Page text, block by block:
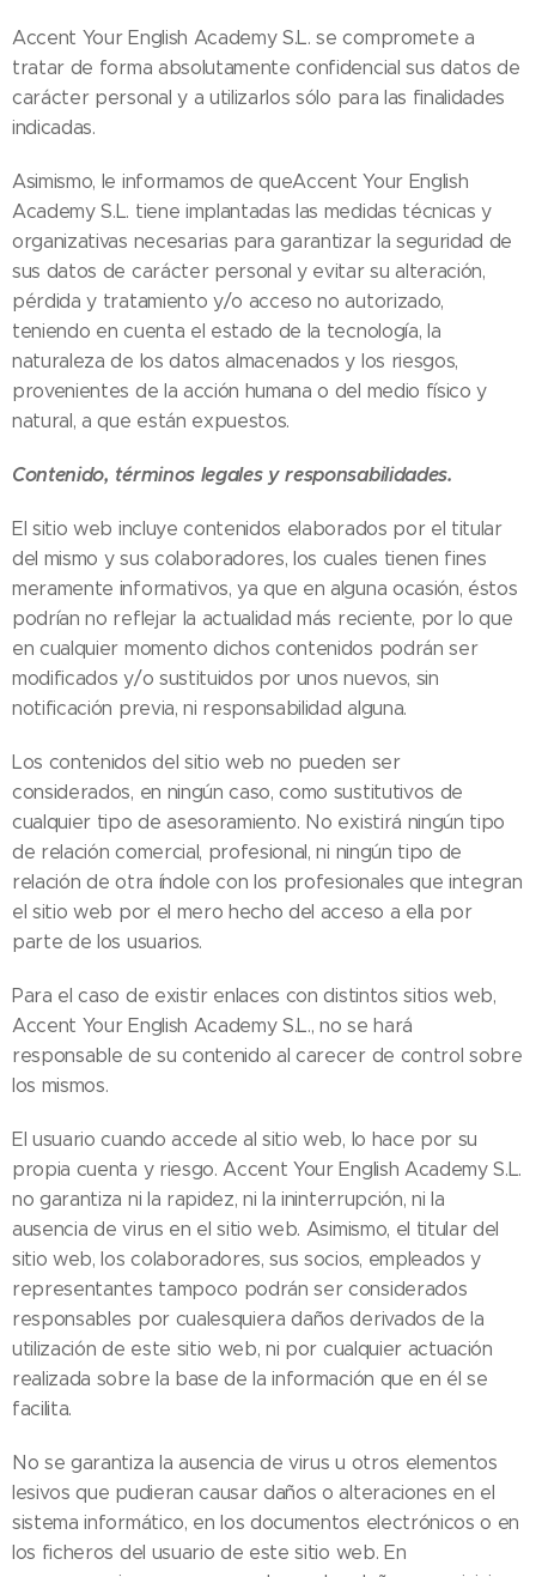
Accent Your English Academy S.L. se compromete a
tratar de forma absolutamente confidencial sus datos de
carácter personal y a utilizarlos sólo para las finalidades
indicadas.
Asimismo, le informamos de queAccent Your English
Academy S.L. tiene implantadas las medidas técnicas y
organizativas necesarias para garantizar la seguridad de
sus datos de carácter personal y evitar su alteración,
pérdida y tratamiento y/o acceso no autorizado,
teniendo en cuenta el estado de la tecnología, la
naturaleza de los datos almacenados y los riesgos,
provenientes de la acción humana o del medio físico y
natural, a que están expuestos.
Contenido, términos legales y responsabilidades.
El sitio web incluye contenidos elaborados por el titular
del mismo y sus colaboradores, los cuales tienen fines
meramente informativos, ya que en alguna ocasión, éstos
podrían no reflejar la actualidad más reciente, por lo que
en cualquier momento dichos contenidos podrán ser
modificados y/o sustituidos por unos nuevos, sin
notificación previa, ni responsabilidad alguna.
Los contenidos del sitio web no pueden ser
considerados, en ningún caso, como sustitutivos de
cualquier tipo de asesoramiento. No existirá ningún tipo
de relación comercial, profesional, ni ningún tipo de
relación de otra índole con los profesionales que integran
el sitio web por el mero hecho del acceso a ella por
parte de los usuarios.
Para el caso de existir enlaces con distintos sitios web,
Accent Your English Academy S.L., no se hará
responsable de su contenido al carecer de control sobre
los mismos.
El usuario cuando accede al sitio web, lo hace por su
propia cuenta y riesgo. Accent Your English Academy S.L.
no garantiza ni la rapidez, ni la ininterrupción, ni la
ausencia de virus en el sitio web. Asimismo, el titular del
sitio web, los colaboradores, sus socios, empleados y
representantes tampoco podrán ser considerados
responsables por cualesquiera daños derivados de la
utilización de este sitio web, ni por cualquier actuación
realizada sobre la base de la información que en él se
facilita.
No se garantiza la ausencia de virus u otros elementos
lesivos que pudieran causar daños o alteraciones en el
sistema informático, en los documentos electrónicos o en
los ficheros del usuario de este sitio web. En